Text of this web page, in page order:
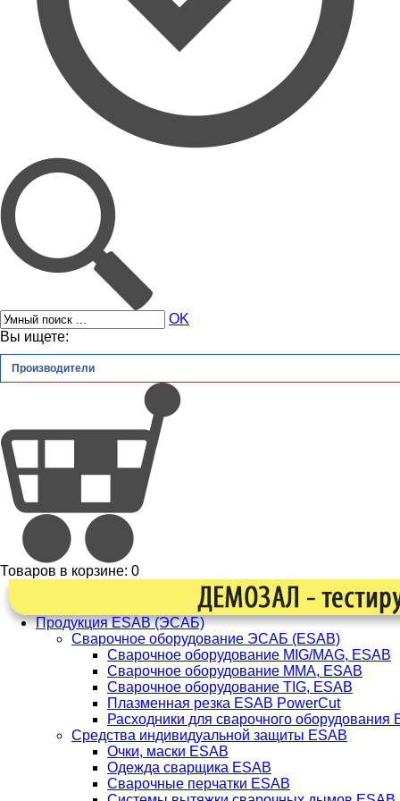
OK
Вы ищете:
Производители
Товаров в корзине: 0
Продукция ESAB (ЭСАБ)
Сварочное оборудование ЭСАБ (ESAB)
Сварочное оборудование MIG/MAG, ESAB
Сварочное оборудование ММА, ESAB
Сварочное оборудование TIG, ESAB
Плазменная резка ESAB PowerCut
Расходники для сварочного оборудования
Средства индивидуальной защиты ESAB
Очки, маски ESAB
Одежда сварщика ESAB
Сварочные перчатки ESAB